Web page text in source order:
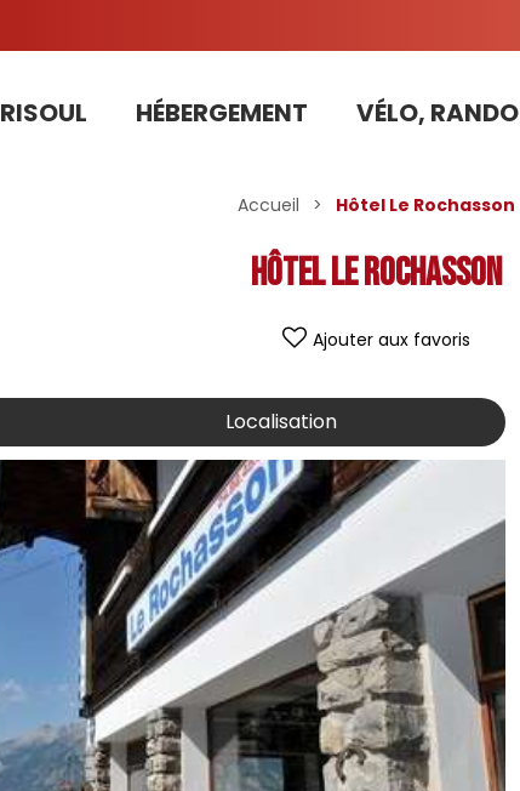
RISOUL HÉBERGEMENT VÉLO, RANDO
Accueil > Hôtel Le Rochasson
Hôtel Le Rochasson
Ajouter aux favoris
Localisation